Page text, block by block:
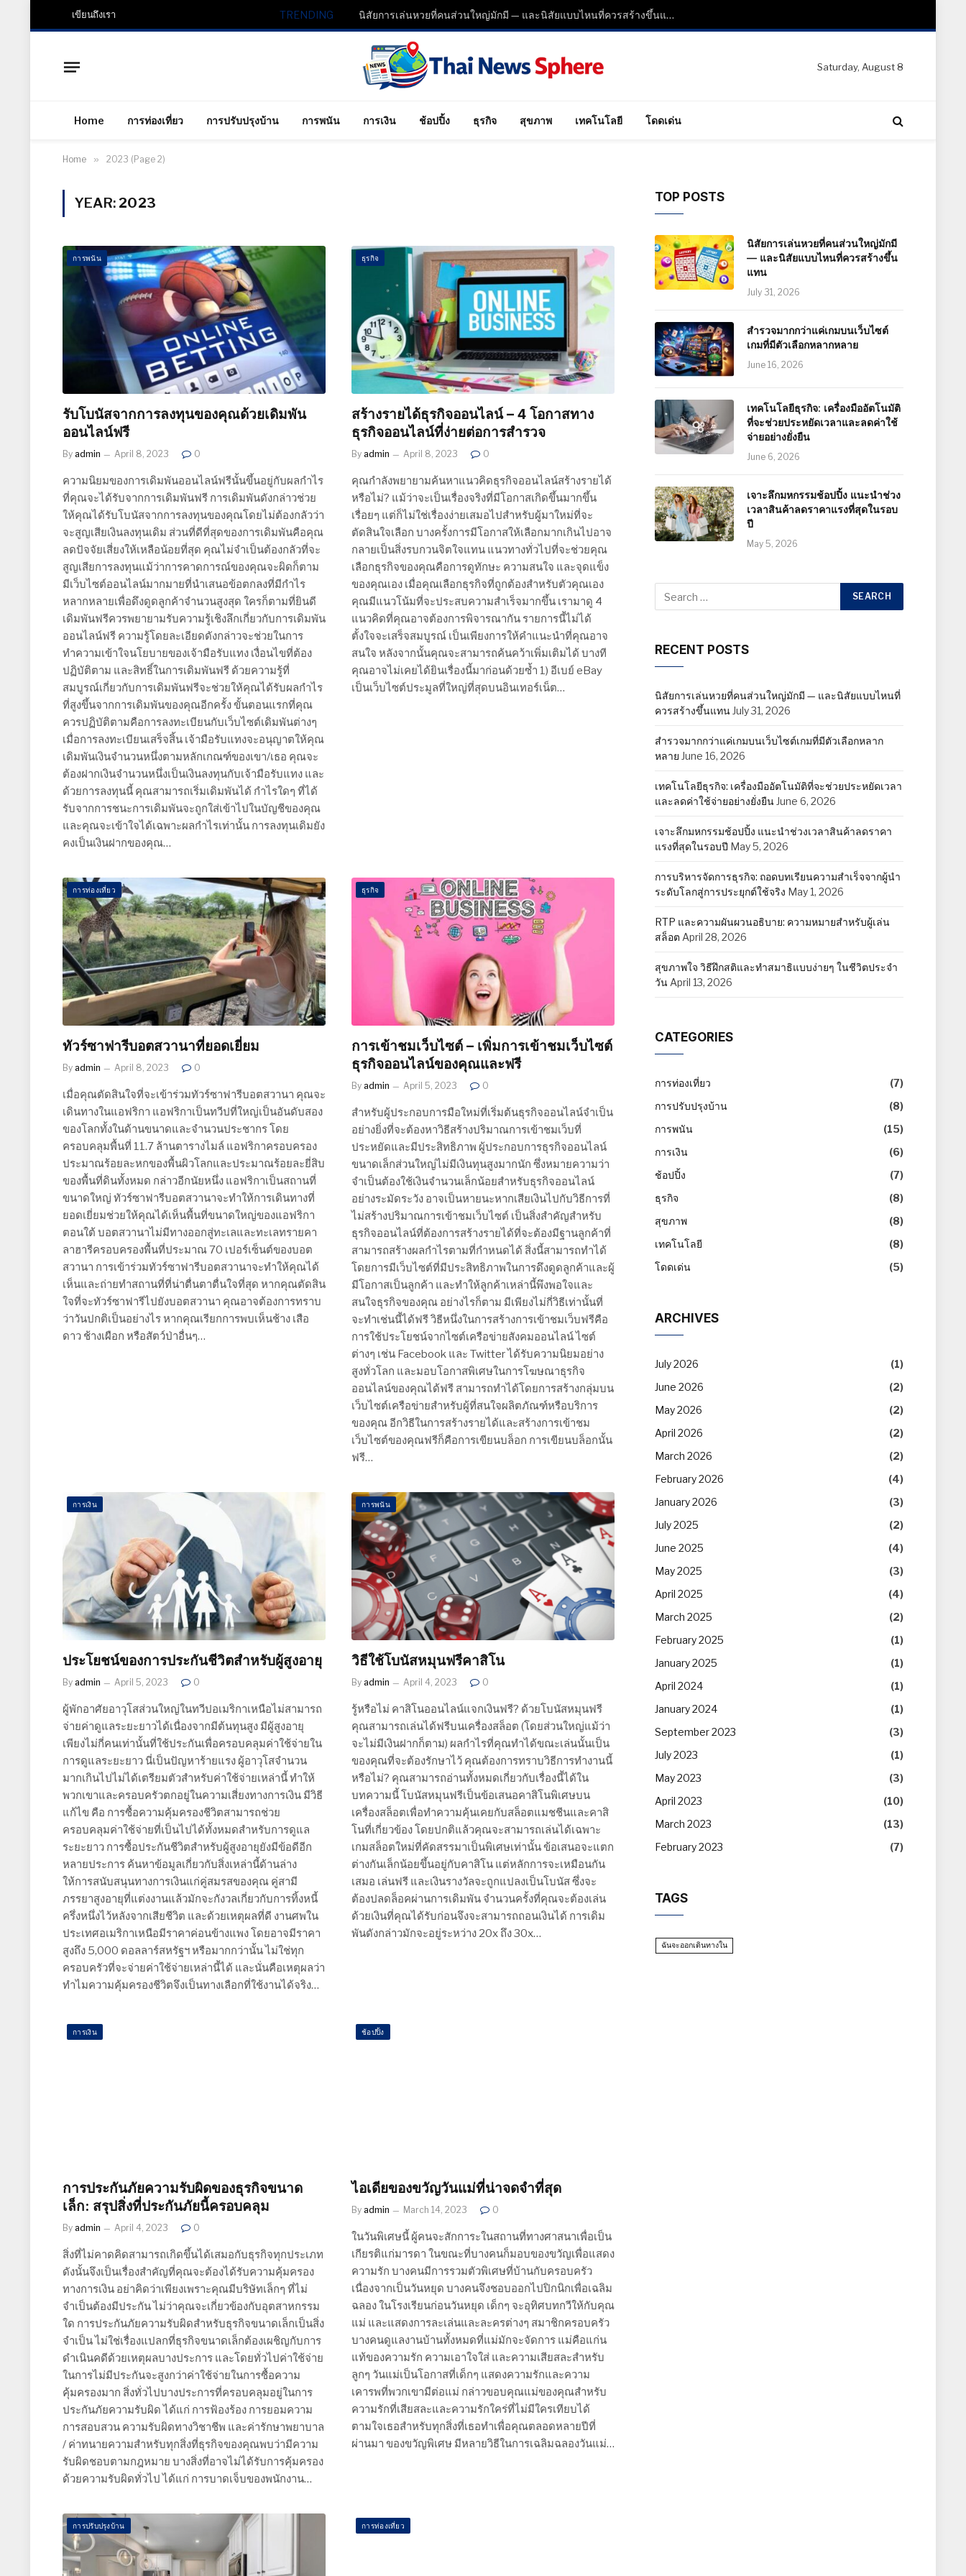
เขียนถึงเรา TRENDING นิสัยการเล่นหวยที่คนส่วนใหญ่มักมี — และนิสัยแบบไหนที่ควรสร้างขึ้นแทน
Saturday, August 8
Home การท่องเที่ยว การปรับปรุงบ้าน การพนัน การเงิน ช้อปปิ้ง ธุรกิจ สุขภาพ เทคโนโลยี โดดเด่น
Home » 2023 (Page 2)
YEAR:2023
การพนัน
รับโบนัสจากการลงทุนของคุณด้วยเดิมพัน
ออนไลน์ฟรี
By admin April 8, 2023 0
ความนิยมของการเดิมพันออนไลน์ฟรีนั้นขึ้นอยู่กับผลกำไร
ที่คุณจะได้รับจากการเดิมพันฟรี การเดิมพันดังกล่าวช่วย
ให้คุณได้รับโบนัสจากการลงทุนของคุณโดยไม่ต้องกลัวว่า
จะสูญเสียเงินลงทุนเดิม ส่วนที่ดีที่สุดของการเดิมพันคือคุณ
ลดปัจจัยเสี่ยงให้เหลือน้อยที่สุด คุณไม่จำเป็นต้องกลัวที่จะ
สูญเสียการลงทุนแม้ว่าการคาดการณ์ของคุณจะผิดก็ตาม
มีเว็บไซต์ออนไลน์มากมายที่นำเสนอข้อตกลงที่มีกำไร
หลากหลายเพื่อดึงดูดลูกค้าจำนวนสูงสุด ใครก็ตามที่ยินดี
เดิมพันฟรีควรพยายามรับความรู้เชิงลึกเกี่ยวกับการเดิมพัน
ออนไลน์ฟรี ความรู้โดยละเอียดดังกล่าวจะช่วยในการ
ทำความเข้าใจนโยบายของเจ้ามือรับแทง เงื่อนไขที่ต้อง
ปฏิบัติตาม และสิทธิ์ในการเดิมพันฟรี ด้วยความรู้ที่
สมบูรณ์เกี่ยวกับการเดิมพันฟรีจะช่วยให้คุณได้รับผลกำไร
ที่สูงขึ้นจากการเดิมพันของคุณอีกครั้ง ขั้นตอนแรกที่คุณ
ควรปฏิบัติตามคือการลงทะเบียนกับเว็บไซต์เดิมพันต่างๆ
เมื่อการลงทะเบียนเสร็จสิ้น เจ้ามือรับแทงจะอนุญาตให้คุณ
เดิมพันเงินจำนวนหนึ่งตามหลักเกณฑ์ของเขา/เธอ คุณจะ
ต้องฝากเงินจำนวนหนึ่งเป็นเงินลงทุนกับเจ้ามือรับแทง และ
ด้วยการลงทุนนี้ คุณสามารถเริ่มเดิมพันได้ กำไรใดๆ ที่ได้
รับจากการชนะการเดิมพันจะถูกใส่เข้าไปในบัญชีของคุณ
และคุณจะเข้าใจได้เฉพาะผลกำไรเท่านั้น การลงทุนเดิมยัง
คงเป็นเงินฝากของคุณ…
ธุรกิจ
สร้างรายได้ธุรกิจออนไลน์ – 4 โอกาสทาง
ธุรกิจออนไลน์ที่ง่ายต่อการสำรวจ
By admin April 8, 2023 0
คุณกำลังพยายามค้นหาแนวคิดธุรกิจออนไลน์สร้างรายได้
หรือไม่? แม้ว่าจะเป็นเรื่องจริงที่มีโอกาสเกิดขึ้นมากขึ้น
เรื่อยๆ แต่ก็ไม่ใช่เรื่องง่ายเสมอไปสำหรับผู้มาใหม่ที่จะ
ตัดสินใจเลือก บางครั้งการมีโอกาสให้เลือกมากเกินไปอาจ
กลายเป็นสิ่งรบกวนจิตใจแทน แนวทางทั่วไปที่จะช่วยคุณ
เลือกธุรกิจของคุณคือการดูทักษะ ความสนใจ และจุดแข็ง
ของคุณเอง เมื่อคุณเลือกธุรกิจที่ถูกต้องสำหรับตัวคุณเอง
คุณมีแนวโน้มที่จะประสบความสำเร็จมากขึ้น เรามาดู 4
แนวคิดที่คุณอาจต้องการพิจารณากัน รายการนี้ไม่ได้
ตั้งใจจะเสร็จสมบูรณ์ เป็นเพียงการให้คำแนะนำที่คุณอาจ
สนใจ หลังจากนั้นคุณจะสามารถค้นคว้าเพิ่มเติมได้ บางที
คุณอาจไม่เคยได้ยินเรื่องนี้มาก่อนด้วยซ้ำ 1) อีเบย์ eBay
เป็นเว็บไซต์ประมูลที่ใหญ่ที่สุดบนอินเทอร์เน็ต…
การท่องเที่ยว
ทัวร์ซาฟารีบอตสวานาที่ยอดเยี่ยม
By admin April 8, 2023 0
เมื่อคุณตัดสินใจที่จะเข้าร่วมทัวร์ซาฟารีบอตสวานา คุณจะ
เดินทางในแอฟริกา แอฟริกาเป็นทวีปที่ใหญ่เป็นอันดับสอง
ของโลกทั้งในด้านขนาดและจำนวนประชากร โดย
ครอบคลุมพื้นที่ 11.7 ล้านตารางไมล์ แอฟริกาครอบครอง
ประมาณร้อยละหกของพื้นผิวโลกและประมาณร้อยละยี่สิบ
ของพื้นที่ดินทั้งหมด กล่าวอีกนัยหนึ่ง แอฟริกาเป็นสถานที่
ขนาดใหญ่ ทัวร์ซาฟารีบอตสวานาจะทำให้การเดินทางที่
ยอดเยี่ยมช่วยให้คุณได้เห็นพื้นที่ขนาดใหญ่ของแอฟริกา
ตอนใต้ บอตสวานาไม่มีทางออกสู่ทะเลและทะเลทรายคา
ลาฮารีครอบครองพื้นที่ประมาณ 70 เปอร์เซ็นต์ของบอต
สวานา การเข้าร่วมทัวร์ซาฟารีบอตสวานาจะทำให้คุณได้
เห็นและถ่ายทำสถานที่ที่น่าตื่นตาตื่นใจที่สุด หากคุณตัดสิน
ใจที่จะทัวร์ซาฟารีไปยังบอตสวานา คุณอาจต้องการทราบ
ว่าวันปกติเป็นอย่างไร หากคุณเรียกการพบเห็นช้าง เสือ
ดาว ช้างเผือก หรือสัตว์ป่าอื่นๆ…
ธุรกิจ
การเข้าชมเว็บไซต์ – เพิ่มการเข้าชมเว็บไซต์
ธุรกิจออนไลน์ของคุณและฟรี
By admin April 5, 2023 0
สำหรับผู้ประกอบการมือใหม่ที่เริ่มต้นธุรกิจออนไลน์จำเป็น
อย่างยิ่งที่จะต้องหาวิธีสร้างปริมาณการเข้าชมเว็บที่
ประหยัดและมีประสิทธิภาพ ผู้ประกอบการธุรกิจออนไลน์
ขนาดเล็กส่วนใหญ่ไม่มีเงินทุนสูงมากนัก ซึ่งหมายความว่า
จำเป็นต้องใช้เงินจำนวนเล็กน้อยสำหรับธุรกิจออนไลน์
อย่างระมัดระวัง อาจเป็นหายนะหากเสียเงินไปกับวิธีการที่
ไม่สร้างปริมาณการเข้าชมเว็บไซต์ เป็นสิ่งสำคัญสำหรับ
ธุรกิจออนไลน์ที่ต้องการสร้างรายได้ที่จะต้องมีฐานลูกค้าที่
สามารถสร้างผลกำไรตามที่กำหนดได้ สิ่งนี้สามารถทำได้
โดยการมีเว็บไซต์ที่มีประสิทธิภาพในการดึงดูดลูกค้าและผู้
มีโอกาสเป็นลูกค้า และทำให้ลูกค้าเหล่านี้พึงพอใจและ
สนใจธุรกิจของคุณ อย่างไรก็ตาม มีเพียงไม่กี่วิธีเท่านั้นที่
จะทำเช่นนี้ได้ฟรี วิธีหนึ่งในการสร้างการเข้าชมเว็บฟรีคือ
การใช้ประโยชน์จากไซต์เครือข่ายสังคมออนไลน์ ไซต์
ต่างๆ เช่น Facebook และ Twitter ได้รับความนิยมอย่าง
สูงทั่วโลก และมอบโอกาสพิเศษในการโฆษณาธุรกิจ
ออนไลน์ของคุณได้ฟรี สามารถทำได้โดยการสร้างกลุ่มบน
เว็บไซต์เครือข่ายสำหรับผู้ที่สนใจผลิตภัณฑ์หรือบริการ
ของคุณ อีกวิธีในการสร้างรายได้และสร้างการเข้าชม
เว็บไซต์ของคุณฟรีก็คือการเขียนบล็อก การเขียนบล็อกนั้น
ฟรี…
การเงิน
ประโยชน์ของการประกันชีวิตสำหรับผู้สูงอายุ
By admin April 5, 2023 0
ผู้พักอาศัยอาวุโสส่วนใหญ่ในทวีปอเมริกาเหนือไม่สามารถ
จ่ายค่าดูแลระยะยาวได้เนื่องจากมีต้นทุนสูง มีผู้สูงอายุ
เพียงไม่กี่คนเท่านั้นที่ใช้ประกันเพื่อครอบคลุมค่าใช้จ่ายใน
การดูแลระยะยาว นี่เป็นปัญหาร้ายแรง ผู้อาวุโสจำนวน
มากเกินไปไม่ได้เตรียมตัวสำหรับค่าใช้จ่ายเหล่านี้ ทำให้
พวกเขาและครอบครัวตกอยู่ในความเสี่ยงทางการเงิน มีวิธี
แก้ไข คือ การซื้อความคุ้มครองชีวิตสามารถช่วย
ครอบคลุมค่าใช้จ่ายที่เป็นไปได้ทั้งหมดสำหรับการดูแล
ระยะยาว การซื้อประกันชีวิตสำหรับผู้สูงอายุยังมีข้อดีอีก
หลายประการ ค้นหาข้อมูลเกี่ยวกับสิ่งเหล่านี้ด้านล่าง
ให้การสนับสนุนทางการเงินแก่คู่สมรสของคุณ คู่สามี
ภรรยาสูงอายุที่แต่งงานแล้วมักจะกังวลเกี่ยวกับการทิ้งหนี้
ครึ่งหนึ่งไว้หลังจากเสียชีวิต และด้วยเหตุผลที่ดี งานศพใน
ประเทศอเมริกาเหนือมีราคาค่อนข้างแพง โดยอาจมีราคา
สูงถึง 5,000 ดอลลาร์สหรัฐฯ หรือมากกว่านั้น ไม่ใช่ทุก
ครอบครัวที่จะจ่ายค่าใช้จ่ายเหล่านี้ได้ และนั่นคือเหตุผลว่า
ทำไมความคุ้มครองชีวิตจึงเป็นทางเลือกที่ใช้งานได้จริง…
การพนัน
วิธีใช้โบนัสหมุนฟรีคาสิโน
By admin April 4, 2023 0
รู้หรือไม่ คาสิโนออนไลน์แจกเงินฟรี? ด้วยโบนัสหมุนฟรี
คุณสามารถเล่นได้ฟรีบนเครื่องสล็อต (โดยส่วนใหญ่แม้ว่า
จะไม่มีเงินฝากก็ตาม) ผลกำไรที่คุณทำได้ขณะเล่นนั้นเป็น
ของคุณที่จะต้องรักษาไว้ คุณต้องการทราบวิธีการทำงานนี้
หรือไม่? คุณสามารถอ่านทั้งหมดเกี่ยวกับเรื่องนี้ได้ใน
บทความนี้ โบนัสหมุนฟรีเป็นข้อเสนอคาสิโนพิเศษบน
เครื่องสล็อตเพื่อทำความคุ้นเคยกับสล็อตแมชชีนและคาสิ
โนที่เกี่ยวข้อง โดยปกติแล้วคุณจะสามารถเล่นได้เฉพาะ
เกมสล็อตใหม่ที่คัดสรรมาเป็นพิเศษเท่านั้น ข้อเสนอจะแตก
ต่างกันเล็กน้อยขึ้นอยู่กับคาสิโน แต่หลักการจะเหมือนกัน
เสมอ เล่นฟรี และเงินรางวัลจะถูกแปลงเป็นโบนัส ซึ่งจะ
ต้องปลดล็อคผ่านการเดิมพัน จำนวนครั้งที่คุณจะต้องเล่น
ด้วยเงินที่คุณได้รับก่อนจึงจะสามารถถอนเงินได้ การเดิม
พันดังกล่าวมักจะอยู่ระหว่าง 20x ถึง 30x…
การเงิน
การประกันภัยความรับผิดของธุรกิจขนาด
เล็ก: สรุปสิ่งที่ประกันภัยนี้ครอบคลุม
By admin April 4, 2023 0
สิ่งที่ไม่คาดคิดสามารถเกิดขึ้นได้เสมอกับธุรกิจทุกประเภท
ดังนั้นจึงเป็นเรื่องสำคัญที่คุณจะต้องได้รับความคุ้มครอง
ทางการเงิน อย่าคิดว่าเพียงเพราะคุณมีบริษัทเล็กๆ ที่ไม่
จำเป็นต้องมีประกัน ไม่ว่าคุณจะเกี่ยวข้องกับอุตสาหกรรม
ใด การประกันภัยความรับผิดสำหรับธุรกิจขนาดเล็กเป็นสิ่ง
จำเป็น ไม่ใช่เรื่องแปลกที่ธุรกิจขนาดเล็กต้องเผชิญกับการ
ดำเนินคดีด้วยเหตุผลบางประการ และโดยทั่วไปค่าใช้จ่าย
ในการไม่มีประกันจะสูงกว่าค่าใช้จ่ายในการซื้อความ
คุ้มครองมาก สิ่งทั่วไปบางประการที่ครอบคลุมอยู่ในการ
ประกันภัยความรับผิด ได้แก่ การฟ้องร้อง การยอมความ
การสอบสวน ความรับผิดทางวิชาชีพ และค่ารักษาพยาบาล
/ ค่าทนายความสำหรับทุกสิ่งที่ธุรกิจของคุณพบว่ามีความ
รับผิดชอบตามกฎหมาย บางสิ่งที่อาจไม่ได้รับการคุ้มครอง
ด้วยความรับผิดทั่วไป ได้แก่ การบาดเจ็บของพนักงาน…
ช้อปปิ้ง
ไอเดียของขวัญวันแม่ที่น่าจดจำที่สุด
By admin March 14, 2023 0
ในวันพิเศษนี้ ผู้คนจะสักการะในสถานที่ทางศาสนาเพื่อเป็น
เกียรติแก่มารดา ในขณะที่บางคนก็มอบของขวัญเพื่อแสดง
ความรัก บางคนมีการรวมตัวพิเศษที่บ้านกับครอบครัว
เนื่องจากเป็นวันหยุด บางคนจึงชอบออกไปปิกนิกเพื่อเฉลิม
ฉลอง ในโรงเรียนก่อนวันหยุด เด็กๆ จะอุทิศบทกวีให้กับคุณ
แม่ และแสดงการละเล่นและละครต่างๆ สมาชิกครอบครัว
บางคนดูแลงานบ้านทั้งหมดที่แม่มักจะจัดการ แม่คือแก่น
แท้ของความรัก ความเอาใจใส่ และความเสียสละสำหรับ
ลูกๆ วันแม่เป็นโอกาสที่เด็กๆ แสดงความรักและความ
เคารพที่พวกเขามีต่อแม่ กล่าวขอบคุณแม่ของคุณสำหรับ
ความรักที่เสียสละและความรักใคร่ที่ไม่มีใครเทียบได้
ตามใจเธอสำหรับทุกสิ่งที่เธอทำเพื่อคุณตลอดหลายปีที่
ผ่านมา ของขวัญพิเศษ มีหลายวิธีในการเฉลิมฉลองวันแม่…
การปรับปรุงบ้าน การท่องเที่ยว
TOP POSTS
นิสัยการเล่นหวยที่คนส่วนใหญ่มักมี
— และนิสัยแบบไหนที่ควรสร้างขึ้น
แทน
July 31, 2026
สำรวจมากกว่าแค่เกมบนเว็บไซต์
เกมที่มีตัวเลือกหลากหลาย
June 16, 2026
เทคโนโลยีธุรกิจ: เครื่องมืออัตโนมัติ
ที่จะช่วยประหยัดเวลาและลดค่าใช้
จ่ายอย่างยั่งยืน
June 6, 2026
เจาะลึกมหกรรมช้อปปิ้ง แนะนำช่วง
เวลาสินค้าลดราคาแรงที่สุดในรอบ
ปี
May 5, 2026
RECENT POSTS
นิสัยการเล่นหวยที่คนส่วนใหญ่มักมี — และนิสัยแบบไหนที่
ควรสร้างขึ้นแทน July 31, 2026
สำรวจมากกว่าแค่เกมบนเว็บไซต์เกมที่มีตัวเลือกหลาก
หลาย June 16, 2026
เทคโนโลยีธุรกิจ: เครื่องมืออัตโนมัติที่จะช่วยประหยัดเวลา
และลดค่าใช้จ่ายอย่างยั่งยืน June 6, 2026
เจาะลึกมหกรรมช้อปปิ้ง แนะนำช่วงเวลาสินค้าลดราคา
แรงที่สุดในรอบปี May 5, 2026
การบริหารจัดการธุรกิจ: ถอดบทเรียนความสำเร็จจากผู้นำ
ระดับโลกสู่การประยุกต์ใช้จริง May 1, 2026
RTP และความผันผวนอธิบาย: ความหมายสำหรับผู้เล่น
สล็อต April 28, 2026
สุขภาพใจ วิธีฝึกสติและทำสมาธิแบบง่ายๆ ในชีวิตประจำ
วัน April 13, 2026
CATEGORIES
การท่องเที่ยว
(7)
การปรับปรุงบ้าน
(8)
การพนัน
(15)
การเงิน
(6)
ช้อปปิ้ง
(7)
ธุรกิจ
(8)
สุขภาพ
(8)
เทคโนโลยี
(8)
โดดเด่น
(5)
ARCHIVES
July 2026
(1)
June 2026
(2)
May 2026
(2)
April 2026
(2)
March 2026
(2)
February 2026
(4)
January 2026
(3)
July 2025
(2)
June 2025
(4)
May 2025
(3)
April 2025
(4)
March 2025
(2)
February 2025
(1)
January 2025
(1)
April 2024
(1)
January 2024
(1)
September 2023
(3)
July 2023
(1)
May 2023
(3)
April 2023
(10)
March 2023
(13)
February 2023
(7)
TAGS
ฉันจะออกเดินทางใน